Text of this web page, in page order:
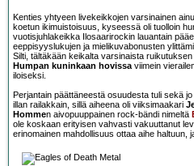
Kenties yhtyeen livekeikkojen varsinainen
koetun ikimuistoisuus, kyseessä oli tuolloin
vuotisjuhlakeikka Ilosaarirockin lauantain
eeppisyyslukujen ja mielikuvabonusten
Silti, tältäkään keikalta varsinaista
Humpan kuninkaan hovissaviimein
iloiseksi.
Perjantain päättäneestä osuudesta tuli sekä
illan railakkain, sillä aiheena oli viiksimaakari
Hommen aivopuuppainen rock-bändi nimeltä
ole koskaan erityisen vahvasti vakuuttanut
erinomainen mahdollisuus ottaa aihe haltuun,